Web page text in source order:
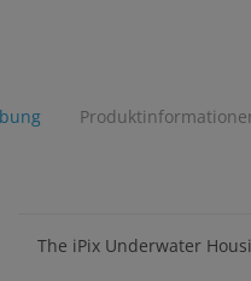
The iPix Underwater